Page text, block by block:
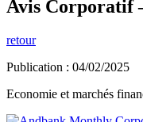
Avis Corporatif
retour
Publication : 04/02/2025
Economie et marchés